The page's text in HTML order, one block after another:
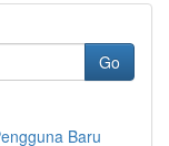
Go
Baru